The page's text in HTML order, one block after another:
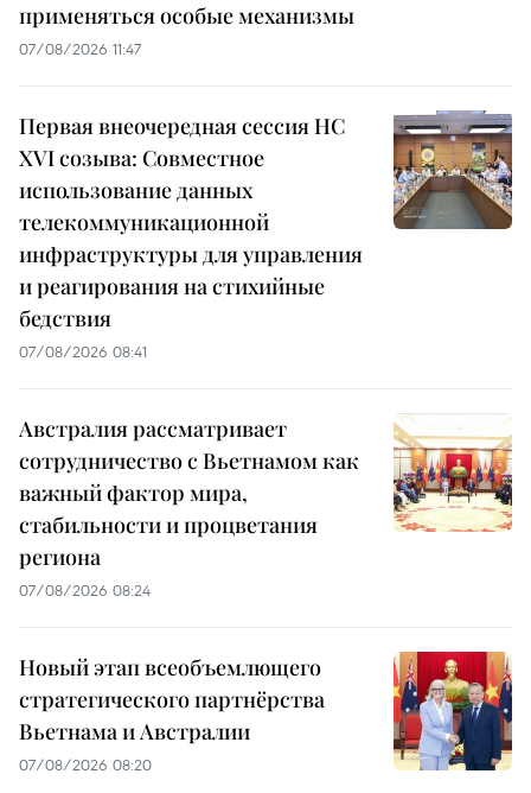
применяться особые механизмы
07/08/2026 11:47
Первая внеочередная сессия НС
XVI созыва: Совместное
использование данных
телекоммуникационной
инфраструктуры для управления
и реагирования на стихийные
бедствия
07/08/2026 08:41
Австралия рассматривает
сотрудничество с Вьетнамом как
важный фактор мира,
стабильности и процветания
региона
07/08/2026 08:24
Новый этап всеобъемлющего
стратегического партнёрства
Вьетнама и Австралии
07/08/2026 08:20